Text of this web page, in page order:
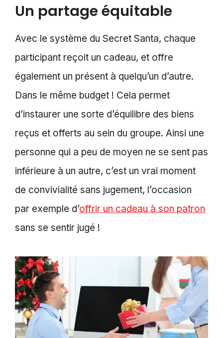
Un partage équitable
Avec le système du Secret Santa, chaque
participant reçoit un cadeau, et offre
également un présent à quelqu’un d’autre.
Dans le même budget ! Cela permet
d’instaurer une sorte d’équilibre des biens
reçus et offerts au sein du groupe. Ainsi une
personne qui a peu de moyen ne se sent pas
inférieure à un autre, c’est un vrai moment
de convivialité sans jugement, l’occasion
par exemple d’offrir un cadeau à son patron
sans se sentir jugé !